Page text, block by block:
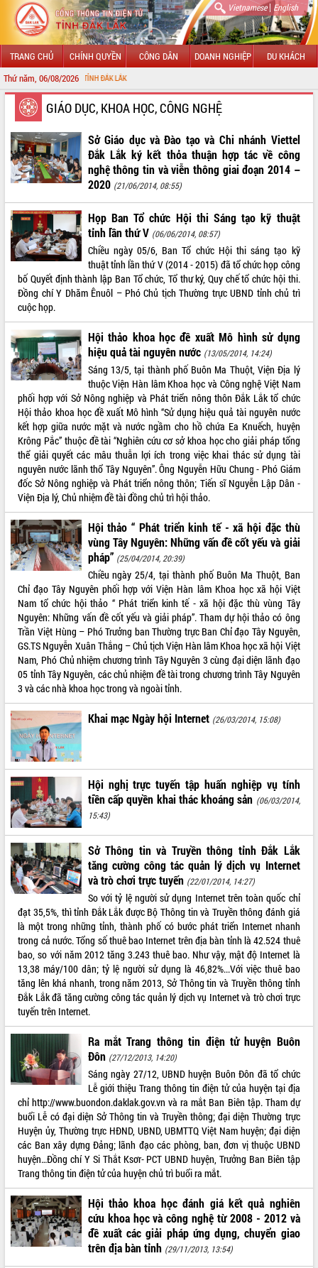
Vietnamese| English
TRANG CHỦ CHÍNH QUYỀN CÔNG DÂN DOANH NGHIỆP DU KHÁCH
Thứ năm, 06/08/2026
GIỚI THIỆU
LÃNH ĐẠO UBND TỈNH
TIN TỨC SỰ KIỆN
UBND CÁC XÃ, PHƯỜNG
THÔNG TIN CHỈ ĐẠO ĐIỀU HÀNH
HỆ THỐNG VĂN BẢN
VĂN BẢN HĐND TỈNH
ĐIỂM TIN VĂN BẢN
QUY HOẠCH - KẾ HOẠCH
VIDEO
Lễ truy tặng danh hiệu “Bà Mẹ Việt
Nam Anh hùng” và trao Huân chương
Lao động
UBND tỉnh Đắk Lắk triển khai nhiệm
vụ 6 tháng cuối năm 2026
Kỳ họp thứ Hai, Hội đồng nhân dân
tỉnh khóa XI quyết nghị nhiều nội dung
Bí thư Tỉnh ủy Lương Nguyễn Minh
Triết thăm, tặng quà người có công với
cách mạng
Rà soát, hoàn thiện hệ thống thiết chế
văn hóa, thể thao đáp ứng yêu cầu
phát triển mới
Thường trực HĐND tỉnh Đắk Lắk gặp
mặt Đoàn chuyên gia y tế TP. Hồ Chí
Lễ truy điệu và an táng hài cốt liệt sĩ
tại Nghĩa trang Liệt sĩ xã Sơn Hòa
Bàn giải pháp tháo gỡ khó khăn trong
xuất khẩu sầu riêng và triển khai quy
định EUDR
Thứ trưởng Bộ Nông nghiệp và Môi
trường Nguyễn Hoàng Hiệp khảo sát
vùng trồng và doanh nghiệp đóng gói
sầu riêng tại Đắk Lắk
Trình diễn nghệ thuật chế biến các
món ăn từ sầu riêng
Đắk Lắk công bố Quy hoạch và xúc
tiến đầu tư tỉnh
LIÊN KẾT WEB
THỐNG KÊ TRUY CẬP
Hôm nay:
4978
Tất cả: 66017718
GIÁO DỤC, KHOA HỌC, CÔNG NGHỆ
Sở Giáo dục và Đào tạo và Chi nhánh Viettel
Đắk Lắk ký kết thỏa thuận hợp tác về công
nghệ thông tin và viễn thông giai đoạn 2014 –
2020 (21/06/2014, 08:55)
Họp Ban Tổ chức Hội thi Sáng tạo kỹ thuật
tỉnh lần thứ V (06/06/2014, 08:57)
Chiều ngày 05/6, Ban Tổ chức Hội thi sáng tạo kỹ
thuật tỉnh lần thứ V (2014 - 2015) đã tổ chức họp công
bố Quyết định thành lập Ban Tổ chức, Tổ thư ký, Quy chế tổ chức hội thi.
Đồng chí Y Dhăm Ênuôl – Phó Chủ tịch Thường trực UBND tỉnh chủ trì
cuộc họp.
Hội thảo khoa học đề xuất Mô hình sử dụng
hiệu quả tài nguyên nước (13/05/2014, 14:24)
Sáng 13/5, tại thành phố Buôn Ma Thuột, Viện Địa lý
thuộc Viện Hàn lâm Khoa học và Công nghệ Việt Nam
phối hợp với Sở Nông nghiệp và Phát triển nông thôn Đắk Lắk tổ chức
Hội thảo khoa học đề xuất Mô hình “Sử dụng hiệu quả tài nguyên nước
kết hợp giữa nước mặt và nước ngầm cho hồ chứa Ea Knuếch, huyện
Krông Pắc” thuộc đề tài “Nghiên cứu cơ sở khoa học cho giải pháp tổng
thể giải quyết các mâu thuẫn lợi ích trong việc khai thác sử dụng tài
nguyên nước lãnh thổ Tây Nguyên”. Ông Nguyễn Hữu Chung - Phó Giám
đốc Sở Nông nghiệp và Phát triển nông thôn; Tiến sĩ Nguyễn Lập Dân -
Viện Địa lý, Chủ nhiệm đề tài đồng chủ trì hội thảo.
Hội thảo “ Phát triển kinh tế - xã hội đặc thù
vùng Tây Nguyên: Những vấn đề cốt yếu và giải
pháp” (25/04/2014, 20:39)
Chiều ngày 25/4, tại thành phố Buôn Ma Thuột, Ban
Chỉ đạo Tây Nguyên phối hợp với Viện Hàn lâm Khoa học xã hội Việt
Nam tổ chức hội thảo “ Phát triển kinh tế - xã hội đặc thù vùng Tây
Nguyên: Những vấn đề cốt yếu và giải pháp”. Tham dự hội thảo có ông
Trần Việt Hùng – Phó Trưởng ban Thường trực Ban Chỉ đạo Tây Nguyên,
GS.TS Nguyễn Xuân Thắng – Chủ tịch Viện Hàn lâm Khoa học xã hội Việt
Nam, Phó Chủ nhiệm chương trình Tây Nguyên 3 cùng đại diện lãnh đạo
05 tỉnh Tây Nguyên, các chủ nhiệm đề tài trong chương trình Tây Nguyên
3 và các nhà khoa học trong và ngoài tỉnh.
Khai mạc Ngày hội Internet (26/03/2014, 15:08)
Hội nghị trực tuyến tập huấn nghiệp vụ tính
tiền cấp quyền khai thác khoáng sản (06/03/2014,
15:43)
Sở Thông tin và Truyền thông tỉnh Đắk Lắk
tăng cường công tác quản lý dịch vụ Internet
và trò chơi trực tuyến (22/01/2014, 14:27)
So với tỷ lệ người sử dụng Internet trên toàn quốc chỉ
đạt 35,5%, thì tỉnh Đắk Lắk được Bộ Thông tin và Truyền thông đánh giá
là một trong những tỉnh, thành phố có bước phát triển Internet nhanh
trong cả nước. Tổng số thuê bao Internet trên địa bàn tỉnh là 42.524 thuê
bao, so với năm 2012 tăng 3.243 thuê bao. Như vậy, mật độ Internet là
13,38 máy/100 dân; tỷ lệ người sử dụng là 46,82%...Với việc thuê bao
tăng lên khá nhanh, trong năm 2013, Sở Thông tin và Truyền thông tỉnh
Đắk Lắk đã tăng cường công tác quản lý dịch vụ Internet và trò chơi trực
tuyến trên Internet.
Ra mắt Trang thông tin điện tử huyện Buôn
Đôn (27/12/2013, 14:20)
Sáng ngày 27/12, UBND huyện Buôn Đôn đã tổ chức
Lễ giới thiệu Trang thông tin điện tử của huyện tại địa
chỉ http://www.buondon.daklak.gov.vn và ra mắt Ban Biên tập. Tham dự
buổi Lễ có đại diện Sở Thông tin và Truyền thông; đại diện Thường trực
Huyện ủy, Thường trực HĐND, UBND, UBMTTQ Việt Nam huyện; đại diện
các Ban xây dựng Đảng; lãnh đạo các phòng, ban, đơn vị thuộc UBND
huyện…Đồng chí Y Si Thắt Ksơr- PCT UBND huyện, Trưởng Ban Biên tập
Trang thông tin điện tử của huyện chủ trì buổi ra mắt.
Hội thảo khoa học đánh giá kết quả nghiên
cứu khoa học và công nghệ từ 2008 - 2012 và
đề xuất các giải pháp ứng dụng, chuyển giao
trên địa bàn tỉnh (29/11/2013, 13:54)